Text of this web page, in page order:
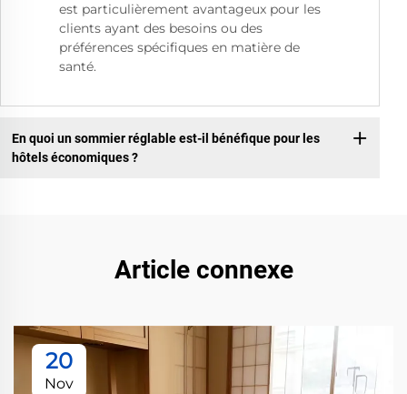
est particulièrement avantageux pour les
clients ayant des besoins ou des
préférences spécifiques en matière de
santé.
En quoi un sommier réglable est-il bénéfique pour les
hôtels économiques ?
Article connexe
20
Nov